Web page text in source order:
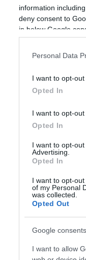
information
deny consent to
in below Google
Personal Data
I want to opt-
Opted In
I want to opt-
Opted In
I want to opt-
Advertising.
Opted In
I want to opt-
of my Personal
was collected.
Opted Out
Google consents
I want to allow